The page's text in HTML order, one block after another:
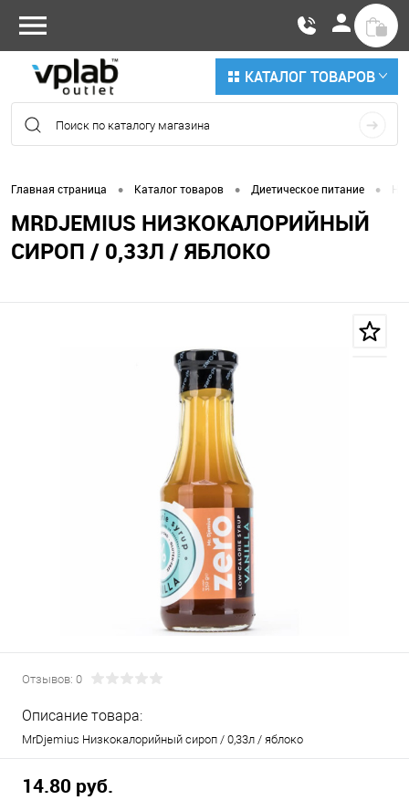
КАТАЛОГ ТОВАРОВ
Главная страница • Каталог товаров • Диетическое питание •
MRDJEMIUS НИЗКОКАЛОРИЙНЫЙ
СИРОП / 0,33Л / ЯБЛОКО
Отзывов: 0
Описание товара:
MrDjemius Низкокалорийный сироп / 0,33л / яблоко
14.80 руб.